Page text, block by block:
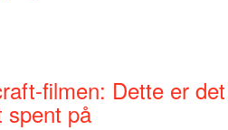
filmen: Dette er det
spent på